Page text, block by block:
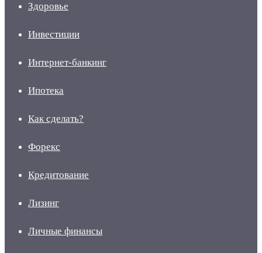
Здоровье
Инвестиции
Интернет-банкинг
Ипотека
Как сделать?
Форекс
Кредитование
Лизинг
Личные финансы